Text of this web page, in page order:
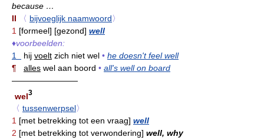
because …
II
〈 bijvoeglijk naamwoord〉
1 [formeel] [gezond] well
♦voorbeelden:
1
hij voelt zich niet wel • he doesn't feel well
¶ alles wel aan boord • all's well on board
————————
wel3
〈 tussenwerpsel〉
1 [met betrekking tot een vraag] well
2 [met betrekking tot verwondering] well, why